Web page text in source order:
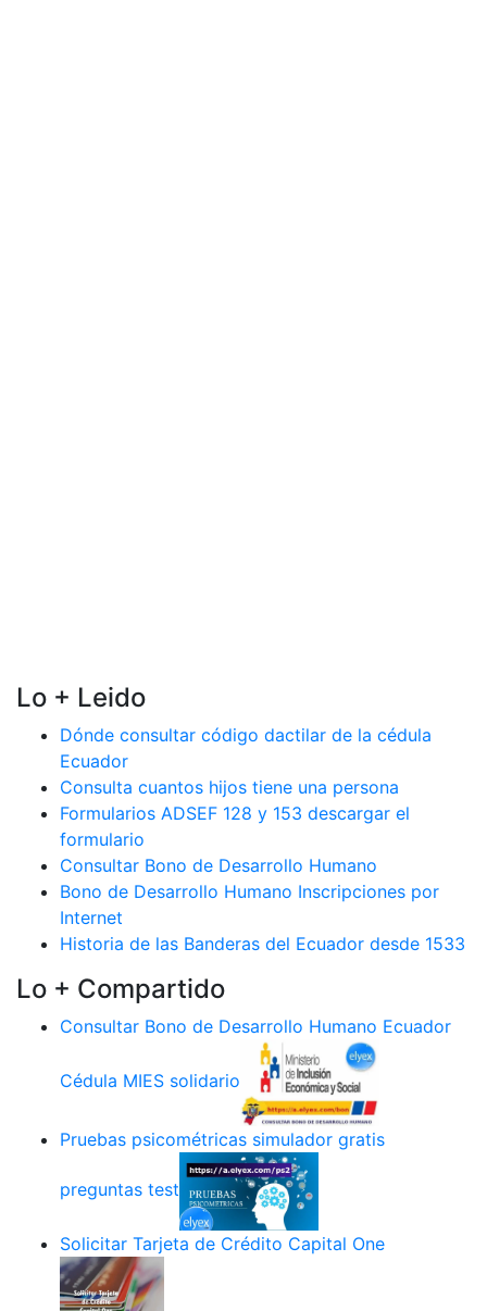
Lo + Leido
Dónde consultar código dactilar de la cédula
Ecuador
Consulta cuantos hijos tiene una persona
Formularios ADSEF 128 y 153 descargar el
formulario
Consultar Bono de Desarrollo Humano
Bono de Desarrollo Humano Inscripciones por
Internet
Historia de las Banderas del Ecuador desde 1533
Lo + Compartido
Consultar Bono de Desarrollo Humano Ecuador
Cédula MIES solidario
Pruebas psicométricas simulador gratis
preguntas test
Solicitar Tarjeta de Crédito Capital One